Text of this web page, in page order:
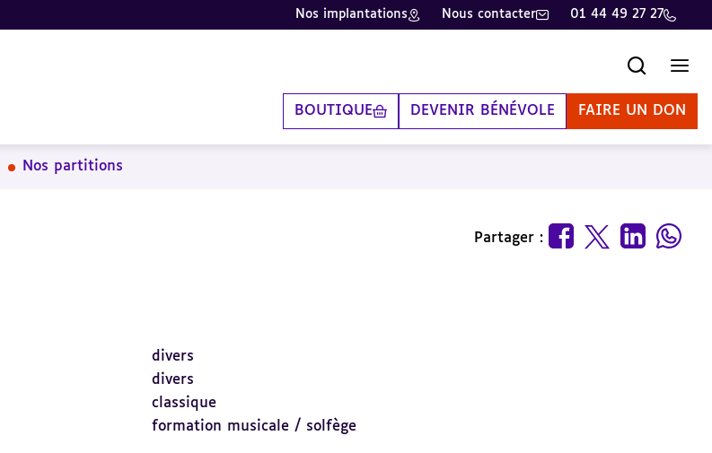
Nos implantations Nous contacter 01 44 49 27 27
BOUTIQUE DEVENIR BÉNÉVOLE FAIRE UN DON
Nos partitions
Partager :
divers
divers
classique
formation musicale / solfège